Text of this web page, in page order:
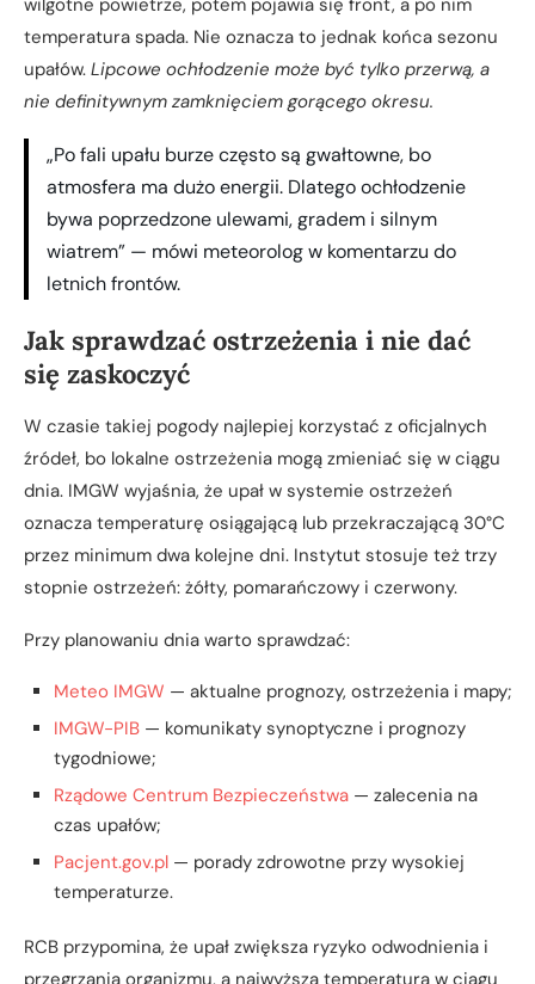
temperatura spada. Nie oznacza to jednak końca sezonu
upałów. Lipcowe ochłodzenie może być tylko przerwą, a
nie definitywnym zamknięciem gorącego okresu.
„Po fali upału burze często są gwałtowne, bo
atmosfera ma dużo energii. Dlatego ochłodzenie
bywa poprzedzone ulewami, gradem i silnym
wiatrem” — mówi meteorolog w komentarzu do
letnich frontów.
Jak sprawdzać ostrzeżenia i nie dać
się zaskoczyć
W czasie takiej pogody najlepiej korzystać z oficjalnych
źródeł, bo lokalne ostrzeżenia mogą zmieniać się w ciągu
dnia. IMGW wyjaśnia, że upał w systemie ostrzeżeń
oznacza temperaturę osiągającą lub przekraczającą 30°C
przez minimum dwa kolejne dni. Instytut stosuje też trzy
stopnie ostrzeżeń: żółty, pomarańczowy i czerwony.
Przy planowaniu dnia warto sprawdzać:
Meteo IMGW — aktualne prognozy, ostrzeżenia i mapy;
IMGW-PIB — komunikaty synoptyczne i prognozy
tygodniowe;
Rządowe Centrum Bezpieczeństwa — zalecenia na
czas upałów;
Pacjent.gov.pl — porady zdrowotne przy wysokiej
temperaturze.
RCB przypomina, że upał zwiększa ryzyko odwodnienia i
przegrzania organizmu, a najwyższa temperatura w ciągu